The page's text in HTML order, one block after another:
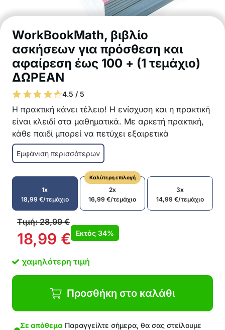
WorkBookMath, βιβλίο
ασκήσεων για πρόσθεση και
αφαίρεση έως 100 + (1 τεμάχιο)
ΔΩΡΕΑΝ
4.5 / 5
Η πρακτική κάνει τέλειο! Η ενίσχυση και η πρακτική
είναι κλειδί στα μαθηματικά. Με αρκετή πρακτική,
κάθε παιδί μπορεί να πετύχει εξαιρετικά
αποτελέσματα!
Ασκήσεις σχεδιασμένες από δασκάλους
Ενίσχυση της πρόσθεσης και αφαίρεσης έως
80 σελίδες ασκήσεων
Οι ασκήσεις προάγουν την ενεργό συμμετοχή
του παιδιού
Ασκήσεις κατάλληλες για διάφορες ηλικίες
παιδιών
ενδιαφέρον του παιδιού
Εμφάνιση περισσότερων
1x
18,99 €/τεμάχιο
Καλύτερη επιλογή
2x
16,99€/τεμάχιο
3x
14,99€/τεμάχιο
Τιμή:28,99€
18,99 € Εκτός 34%
χαμηλότερη τιμή
Προσθήκη στο καλάθι
Σε απόθεμα Παραγγείλτε σήμερα, θα σας στείλουμε